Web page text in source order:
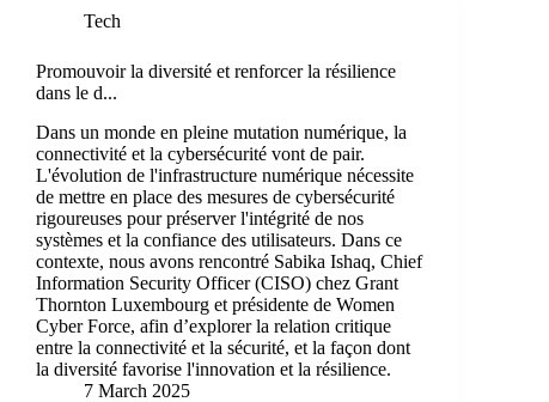
Tech
Promouvoir la diversité et renforcer la résilience
dans le d...
Dans un monde en pleine mutation numérique, la
connectivité et la cybersécurité vont de pair.
L'évolution de l'infrastructure numérique nécessite
de mettre en place des mesures de cybersécurité
rigoureuses pour préserver l'intégrité de nos
systèmes et la confiance des utilisateurs. Dans ce
contexte, nous avons rencontré Sabika Ishaq, Chief
Information Security Officer (CISO) chez Grant
Thornton Luxembourg et présidente de Women
Cyber Force, afin d’explorer la relation critique
entre la connectivité et la sécurité, et la façon dont
la diversité favorise l'innovation et la résilience.
7 March 2025